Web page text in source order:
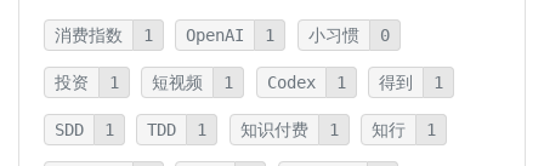
消费指数 1 OpenAI 1 小习惯 0
投资 1 短视频 1 Codex 1 得到 1
SDD 1 TDD 1 知识付费 1 知行 1